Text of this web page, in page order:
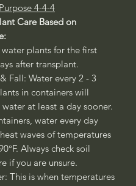
4-4-4
Care Based on
water plants for the first
after transplant.
Fall: Water every 2 - 3
in containers will
at least a day sooner.
water every day
waves of temperatures
Always check soil
if you are unsure.
This is when temperatures